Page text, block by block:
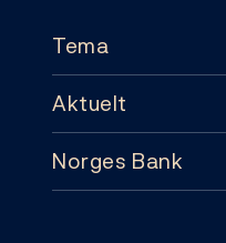
Tema
Tema
Pengepolitikk
Aktuelt
Aktuelt
Norges Bank